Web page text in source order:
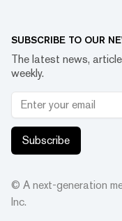
SUBSCRIBE TO OUR
The latest news,
weekly.
Subscribe
© A next-generation
Inc.